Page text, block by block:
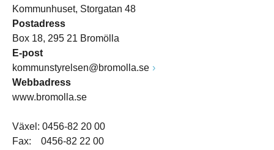
Kommunhuset, Storgatan 48
Postadress
Box 18, 295 21 Bromölla
E-post
kommunstyrelsen@bromolla.se
Webbadress
www.bromolla.se
Växel: 0456-82 20 00
Fax: 0456-82 22 00